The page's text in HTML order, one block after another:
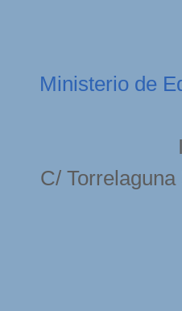
Ministerio de
C/